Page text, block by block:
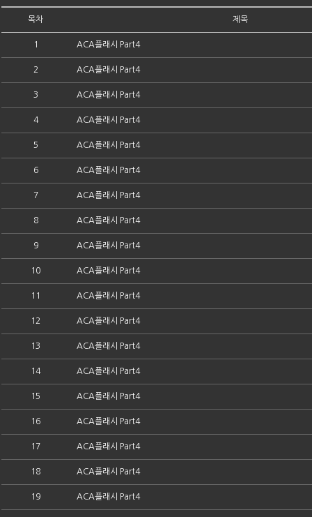
목차 제목
1 ACA플래시 Part4
2 ACA플래시 Part4
3 ACA플래시 Part4
4 ACA플래시 Part4
5 ACA플래시 Part4
6 ACA플래시 Part4
7 ACA플래시 Part4
8 ACA플래시 Part4
9 ACA플래시 Part4
10 ACA플래시 Part4
11 ACA플래시 Part4
12 ACA플래시 Part4
13 ACA플래시 Part4
14 ACA플래시 Part4
15 ACA플래시 Part4
16 ACA플래시 Part4
17 ACA플래시 Part4
18 ACA플래시 Part4
19 ACA플래시 Part4